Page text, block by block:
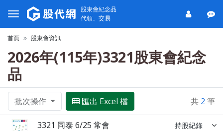
股東會紀念品
代領、交易
首頁 股東會資訊
2026年(115年)3321股東會紀念
品
批次操作 匯出 Excel 檔 共 2 筆
3321 同泰 6/25 常會 持股紀錄